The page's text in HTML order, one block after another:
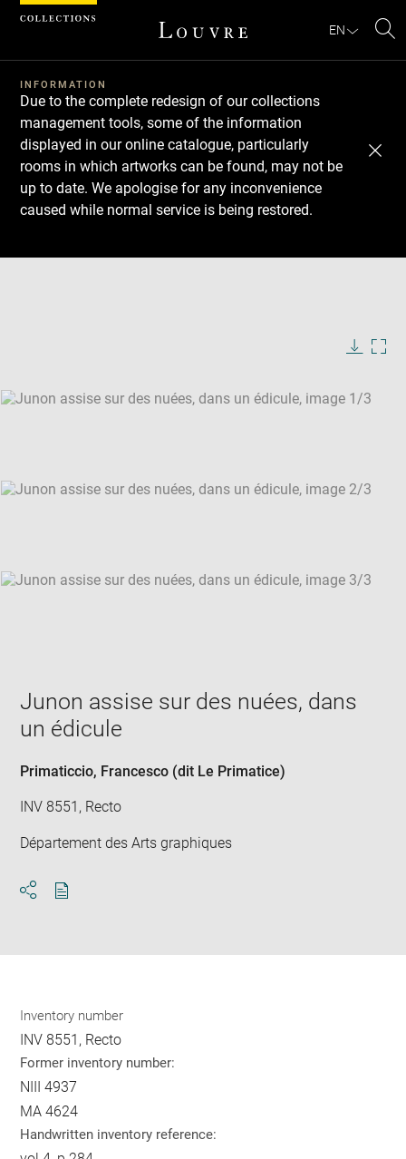
EN
INFORMATION
Due to the complete redesign of our collections
management tools, some of the information
displayed in our online catalogue, particularly
rooms in which artworks can be found, may not be
up to date. We apologise for any inconvenience
caused while normal service is being restored.
SKIP IMAGE CAROUSEL
Download
Next
Previous
Junon assise sur des nuées, dans
un édicule
Primaticcio, Francesco (dit Le Primatice)
INV 8551, Recto
Département des Arts graphiques
Inventory number
INV 8551, Recto
Former inventory number:
NIII 4937
MA 4624
Handwritten inventory reference:
Cookies management panel